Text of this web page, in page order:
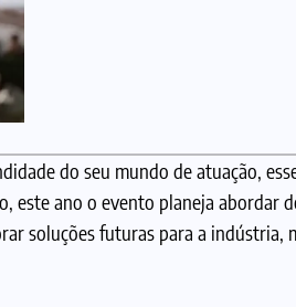
do seu mundo de atuação,
este ano o evento planeja abordar
soluções futuras para a indústria,